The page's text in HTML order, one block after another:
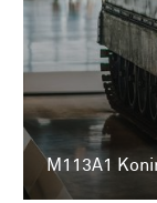
M113A1